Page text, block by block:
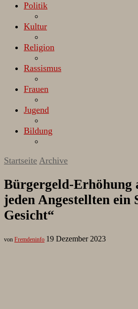
Politik
Kultur
Religion
Rassismus
Frauen
Jugend
Bildung
Startseite Archive
Bürgergeld-Erhöhung
jeden Angestellten ein
Gesicht“
von Fremdeninfo 19 Dezember 2023